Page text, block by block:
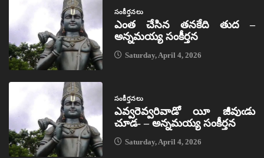
సంకీర్తనలు
ఎంత చేసిన తనకేది తుద –
అన్నమయ్య సంకీర్తన
Saturday, April 4, 2026
సంకీర్తనలు
ఎవ్వరెవ్వరివాడో యీ జీవుఁడు
చూడ- – అన్నమయ్య సంకీర్తన
Saturday, April 4, 2026